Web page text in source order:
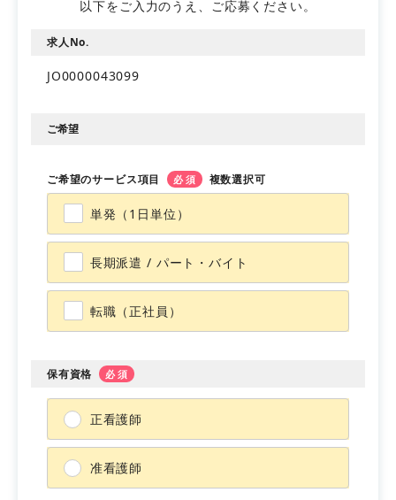
お役立ち情報
以下をご入力のうえ、ご応募ください。
求人No.
JO0000043099
ご希望
ご希望のサービス項目 必須 複数選択可
単発（1日単位）
長期派遣 / パート・バイト
転職（正社員）
保有資格 必須
正看護師
准看護師